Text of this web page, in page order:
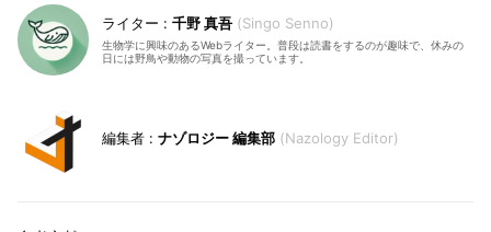
千野 真吾 Singo Senno
生物学に興味のあるWebライター。普段は読書をするのが趣味で、休みの
日には野鳥や動物の写真を撮っています。
ナゾロジー 編集部 Nazology Editor